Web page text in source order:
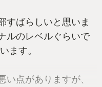
すばらしいと思いま
ルのレベルぐらいで
ます。
点がありますが、